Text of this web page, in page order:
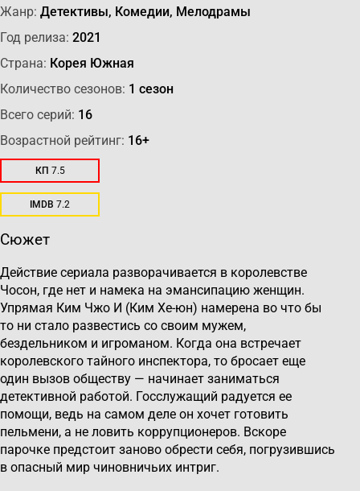
Жанр: Детективы, Комедии, Мелодрамы
Год релиза: 2021
Страна: Корея Южная
Количество сезонов: 1 сезон
Всего серий: 16
Возрастной рейтинг: 16+
КП 7.5
IMDB 7.2
Сюжет
Действие сериала разворачивается в королевстве
Чосон, где нет и намека на эмансипацию женщин.
Упрямая Ким Чжо И (Ким Хе-юн) намерена во что бы
то ни стало развестись со своим мужем,
бездельником и игроманом. Когда она встречает
королевского тайного инспектора, то бросает еще
один вызов обществу — начинает заниматься
детективной работой. Госслужащий радуется ее
помощи, ведь на самом деле он хочет готовить
пельмени, а не ловить коррупционеров. Вскоре
парочке предстоит заново обрести себя, погрузившись
в опасный мир чиновничьих интриг.